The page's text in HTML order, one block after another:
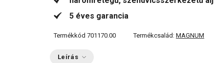
5 éves garancia
Termékkód 701170.00 Termékcsalád: MAGNUM
Leírás